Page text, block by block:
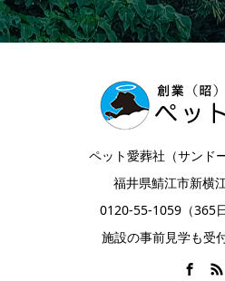
ペット愛葬社（サンド
福井県鯖江市新横
0120-55-1059（365
施設の事前見学も受